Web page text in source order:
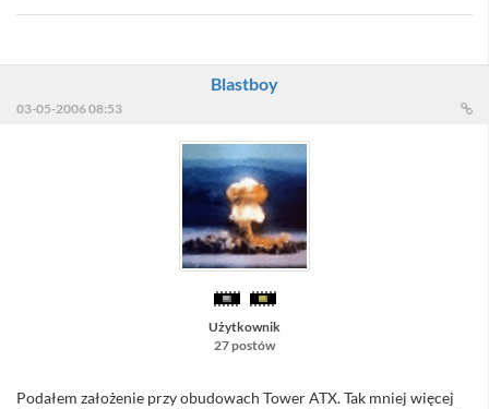
Blastboy
03-05-2006 08:53
Użytkownik
27 postów
Podałem założenie przy obudowach Tower ATX. Tak mniej więcej